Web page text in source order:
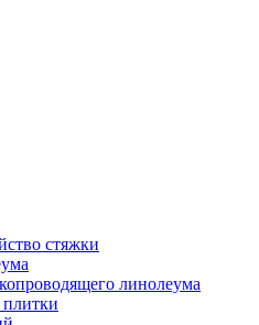
стяжки
линолеума
плитки